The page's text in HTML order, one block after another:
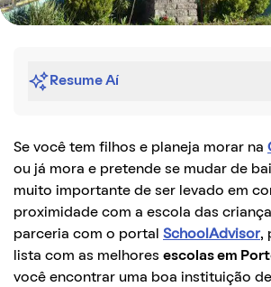
Resume Aí
Se você tem filhos e planeja morar na
ou já mora e pretende se mudar de
muito importante de ser levado em
proximidade com a escola das
parceria com o portal SchoolAdvisor,
lista com as melhores escolas em
você encontrar uma boa instituição